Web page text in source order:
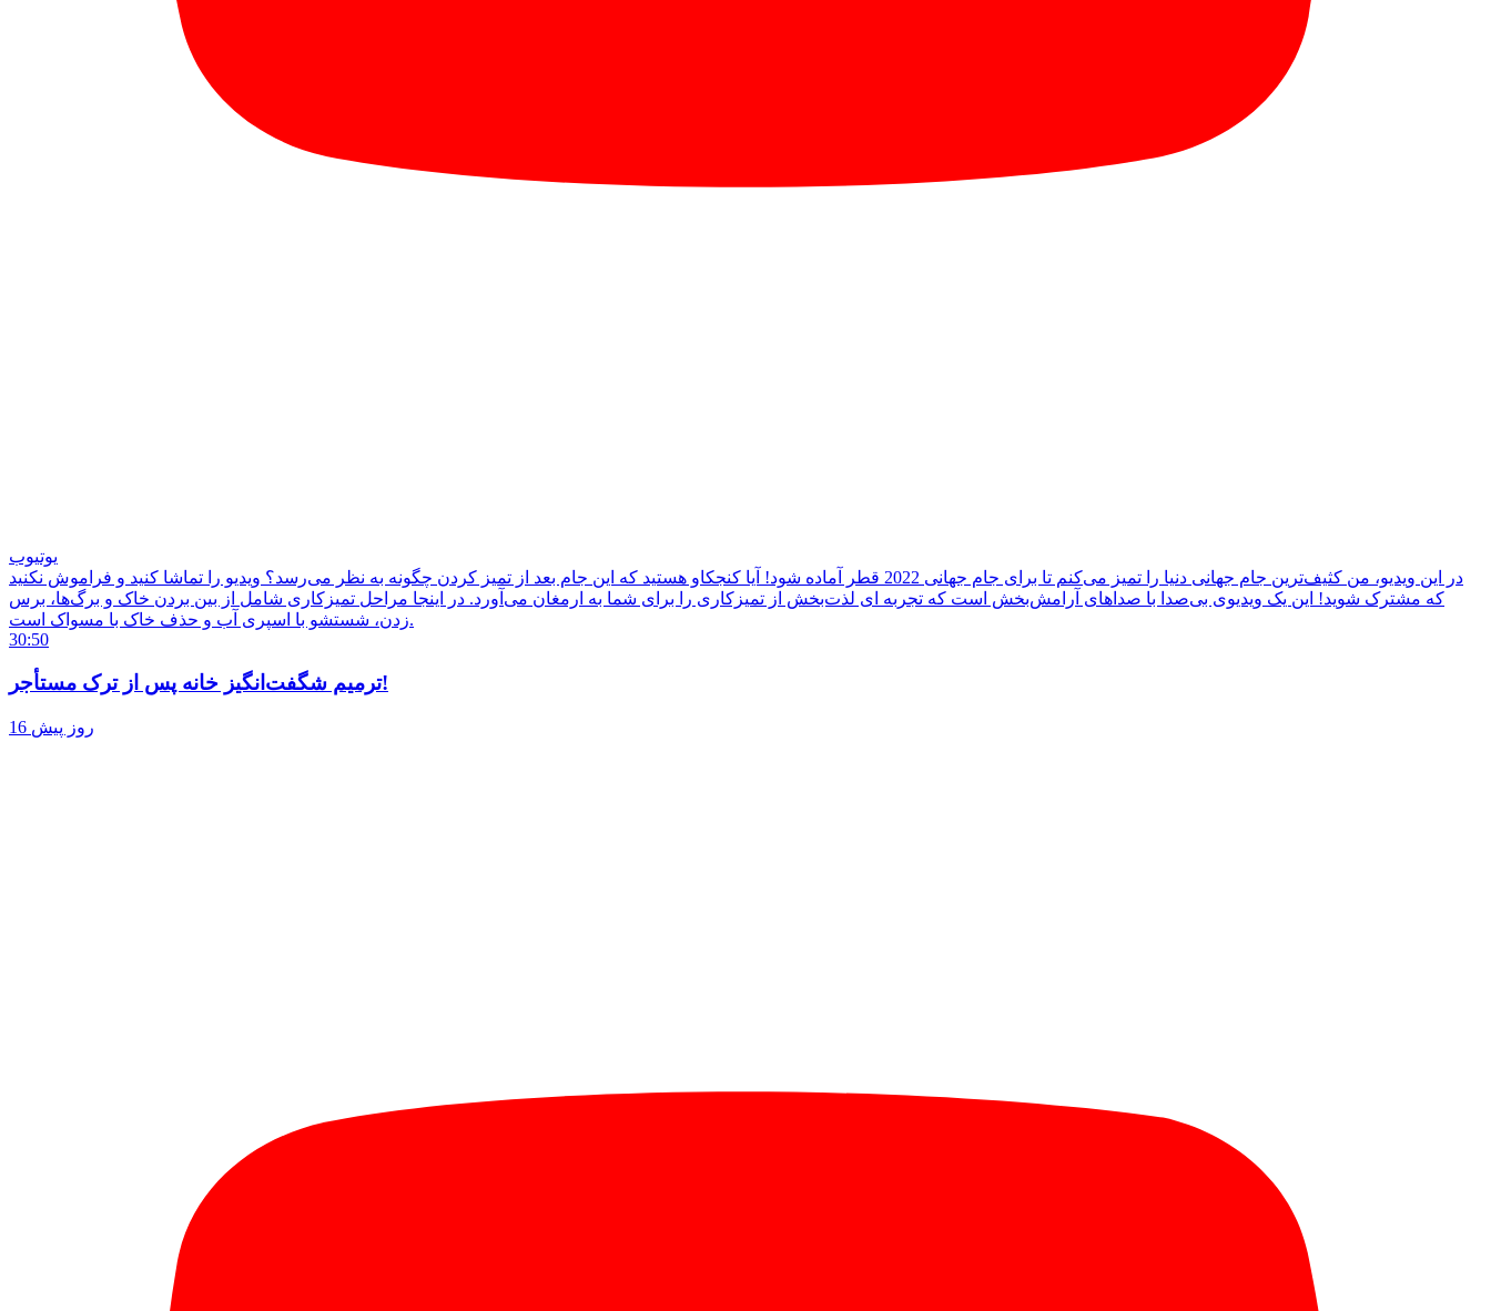
یوتیوب
در این ویدیو، من کثیف‌ترین جام جهانی دنیا را تمیز می‌کنم تا برای جام جهانی 2022 قطر آماده شود! آیا کنجکاو هستید که این جام بعد از تمیز کردن چگونه به نظر می‌رسد؟ ویدیو را تماشا کنید و فراموش نکنید
که مشترک شوید! این یک ویدیوی بی‌صدا با صداهای آرامش‌بخش است که تجربه ای لذت‌بخش از تمیزکاری را برای شما به ارمغان می‌آورد. در اینجا مراحل تمیزکاری شامل از بین بردن خاک و برگ‌ها، برس
زدن، شستشو با اسپری آب و حذف خاک با مسواک است.
30:50
ترمیم شگفت‌انگیز خانه پس از ترک مستأجر!
16 روز پیش